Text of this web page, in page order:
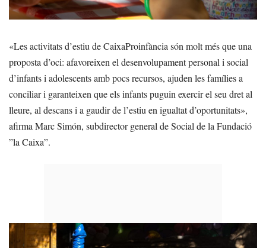
«Les activitats d’estiu de CaixaProinfància són molt més que una
proposta d’oci: afavoreixen el desenvolupament personal i social
d’infants i adolescents amb pocs recursos, ajuden les famílies a
conciliar i garanteixen que els infants puguin exercir el seu dret al
lleure, al descans i a gaudir de l’estiu en igualtat d’oportunitats»,
afirma Marc Simón, subdirector general de Social de la Fundació
”la Caixa”.